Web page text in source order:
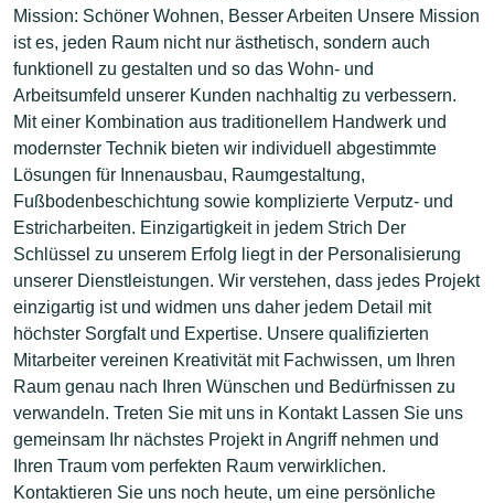
Mission: Schöner Wohnen, Besser Arbeiten Unsere Mission
ist es, jeden Raum nicht nur ästhetisch, sondern auch
funktionell zu gestalten und so das Wohn- und
Arbeitsumfeld unserer Kunden nachhaltig zu verbessern.
Mit einer Kombination aus traditionellem Handwerk und
modernster Technik bieten wir individuell abgestimmte
Lösungen für Innenausbau, Raumgestaltung,
Fußbodenbeschichtung sowie komplizierte Verputz- und
Estricharbeiten. Einzigartigkeit in jedem Strich Der
Schlüssel zu unserem Erfolg liegt in der Personalisierung
unserer Dienstleistungen. Wir verstehen, dass jedes Projekt
einzigartig ist und widmen uns daher jedem Detail mit
höchster Sorgfalt und Expertise. Unsere qualifizierten
Mitarbeiter vereinen Kreativität mit Fachwissen, um Ihren
Raum genau nach Ihren Wünschen und Bedürfnissen zu
verwandeln. Treten Sie mit uns in Kontakt Lassen Sie uns
gemeinsam Ihr nächstes Projekt in Angriff nehmen und
Ihren Traum vom perfekten Raum verwirklichen.
Kontaktieren Sie uns noch heute, um eine persönliche